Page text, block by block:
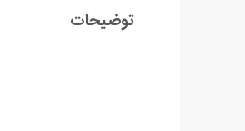
توضیحات